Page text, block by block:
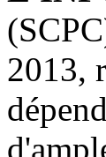
2013,